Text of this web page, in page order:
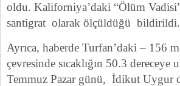
oldu. Kaliforniya’daki “Ölüm
santigrat olarak ölçüldüğü bildirildi.
Ayrıca, haberde Turfan’daki –
çevresinde sıcaklığın 50.3 dereceye
Temmuz Pazar günü, İdikut Uygur